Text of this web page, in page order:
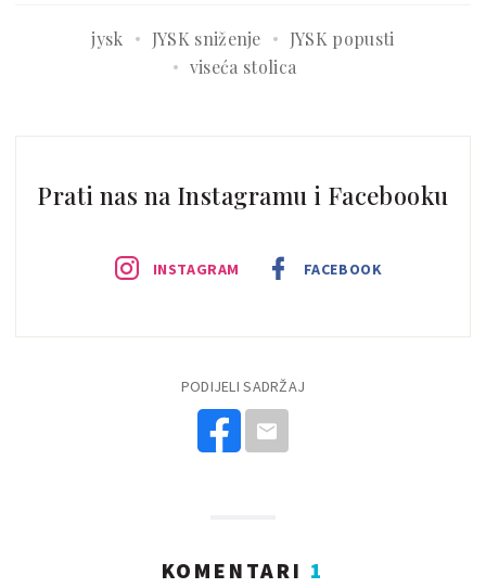
jysk JYSK sniženje
JYSK popusti
viseća stolica
Prati nas na Instagramu i Facebooku
INSTAGRAM FACEBOOK
PODIJELI SADRŽAJ
KOMENTARI 1